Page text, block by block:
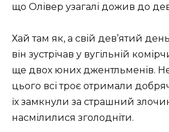
що Олівер узагалі дожив до
Хай там як, а свій дев’ятий
він зустрічав у вугільній
ще двох юних джентльменів.
цього всі троє отримали
їх замкнули за страшний
насмілилися зголодніти.